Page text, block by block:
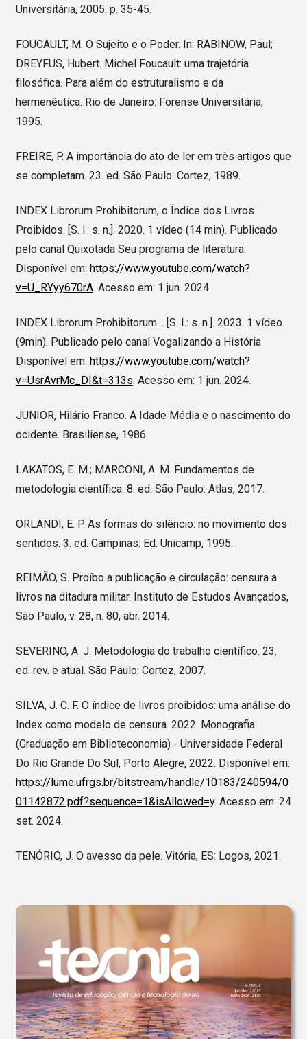
Universitária, 2005. p. 35-45.
FOUCAULT, M. O Sujeito e o Poder. In: RABINOW, Paul;
DREYFUS, Hubert. Michel Foucault: uma trajetória
filosófica. Para além do estruturalismo e da
hermenêutica. Rio de Janeiro: Forense Universitária,
1995.
FREIRE, P. A importância do ato de ler em três artigos que
se completam. 23. ed. São Paulo: Cortez, 1989.
INDEX Librorum Prohibitorum, o Índice dos Livros
Proibidos. [S. l.: s. n.]. 2020. 1 vídeo (14 min). Publicado
pelo canal Quixotada Seu programa de literatura.
Disponível em: https://www.youtube.com/watch?
v=U_RYyy670rA. Acesso em: 1 jun. 2024.
INDEX Librorum Prohibitorum. . [S. I.: s. n.]. 2023. 1 vídeo
(9min). Publicado pelo canal Vogalizando a História.
Disponível em: https://www.youtube.com/watch?
v=UsrAvrMc_DI&t=313s. Acesso em: 1 jun. 2024.
JUNIOR, Hilário Franco. A Idade Média e o nascimento do
ocidente. Brasiliense, 1986.
LAKATOS, E. M.; MARCONI, A. M. Fundamentos de
metodologia científica. 8. ed. São Paulo: Atlas, 2017.
ORLANDI, E. P. As formas do silêncio: no movimento dos
sentidos. 3. ed. Campinas: Ed. Unicamp, 1995.
REIMÃO, S. Proíbo a publicação e circulação: censura a
livros na ditadura militar. Instituto de Estudos Avançados,
São Paulo, v. 28, n. 80, abr. 2014.
SEVERINO, A. J. Metodologia do trabalho científico. 23.
ed. rev. e atual. São Paulo: Cortez, 2007.
SILVA, J. C. F. O índice de livros proibidos: uma análise do
Index como modelo de censura. 2022. Monografia
(Graduação em Biblioteconomia) - Universidade Federal
Do Rio Grande Do Sul, Porto Alegre, 2022. Disponível em:
https://lume.ufrgs.br/bitstream/handle/10183/240594/0
01142872.pdf?sequence=1&isAllowed=y. Acesso em: 24
set. 2024.
TENÓRIO, J. O avesso da pele. Vitória, ES: Logos, 2021.